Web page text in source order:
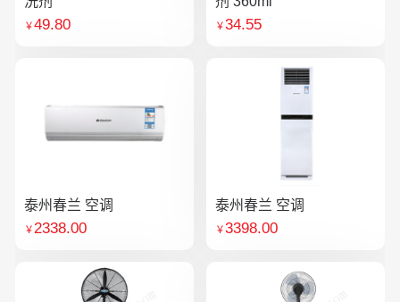
￥49.80 ￥34.55
泰州春兰 空调
￥2338.00
泰州春兰 空调
￥3398.00